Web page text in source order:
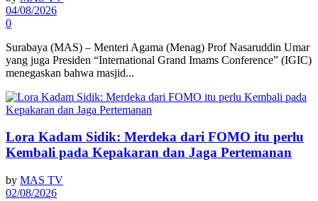
04/08/2026
0
Surabaya (MAS) – Menteri Agama (Menag) Prof Nasaruddin Umar
yang juga Presiden “International Grand Imams Conference” (IGIC)
menegaskan bahwa masjid...
Lora Kadam Sidik: Merdeka dari FOMO itu perlu
Kembali pada Kepakaran dan Jaga Pertemanan
by MAS TV
02/08/2026